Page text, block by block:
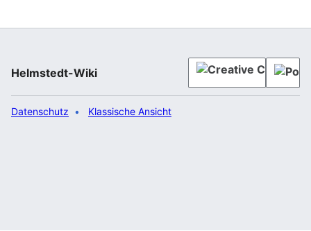
/Archiv/GVAuszugQ/AuszugGV3QAktuell.html Alle
politisch selbständigen Gemeinden m…“
Helmstedt-Wiki
Datenschutz Klassische Ansicht